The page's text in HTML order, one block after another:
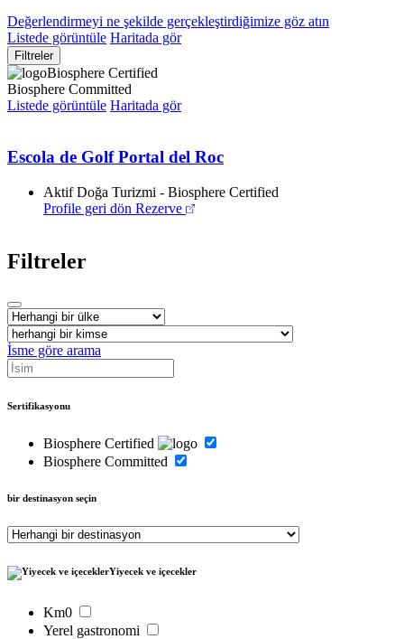
Değerlendirmeyi ne şekilde gerçekleştirdiğimize göz atın
Listede görüntüle Haritada gör
Filtreler
Biosphere Certified
Biosphere Committed
Listede görüntüle Haritada gör
Escola de Golf Portal del Roc
Aktif Doğa Turizmi - Biosphere Certified
Profile geri dön Rezerve
Filtreler
İsme göre arama
Sertifikasyonu
Biosphere Certified
Biosphere Committed
bir destinasyon seçin
Yiyecek ve içecekler
Km0
Yerel gastronomi